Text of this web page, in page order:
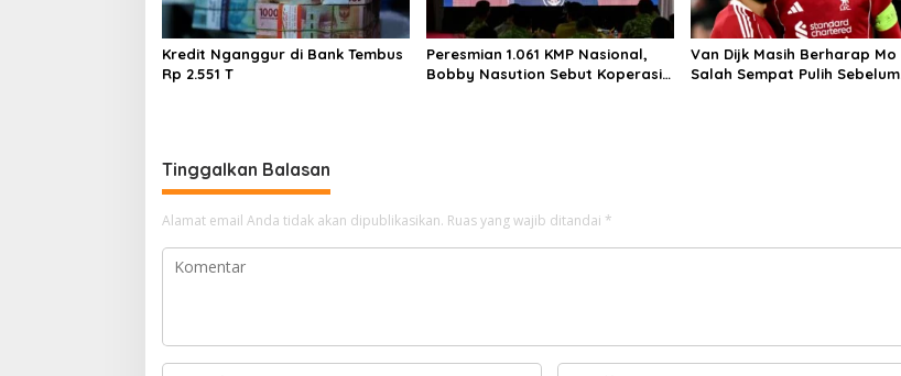
Kredit Nganggur di Bank Tembus
Rp 2.551 T
Peresmian 1.061 KMP Nasional,
Bobby Nasution Sebut Koperasi
Van Dijk Masih Berharap Mo
Salah Sempat Pulih Sebelum
Tinggalkan Balasan
Alamat email Anda tidak akan dipublikasikan. Ruas yang wajib ditandai *